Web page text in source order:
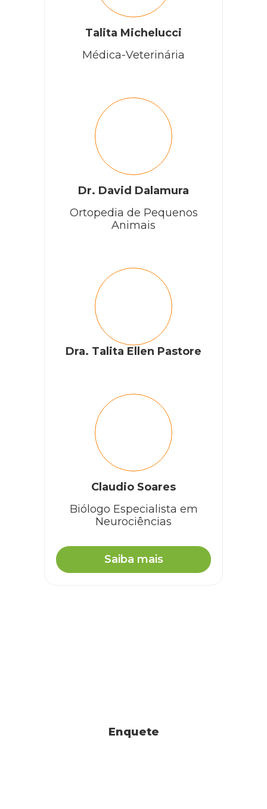
Talita Michelucci
Médica-Veterinária
Dr. David Dalamura
Ortopedia de Pequenos
Animais
Dra. Talita Ellen Pastore
Claudio Soares
Biólogo Especialista em
Neurociências
Saiba mais
Enquete